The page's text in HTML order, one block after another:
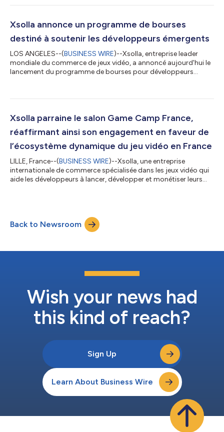
Connect », qui se tiendra le 15 juillet 2026 dans le cadre du
développeurs indépendants et de taille moyenne, des éditeurs,
des investisseurs et des profes...
Xsolla annonce un programme de bourses
destiné à soutenir les développeurs émergents
LOS ANGELES--(BUSINESS WIRE)--Xsolla, entreprise leader
mondiale du commerce de jeux vidéo, a annoncé aujourd'hui le
lancement du programme de bourses pour développeurs
confrontés à des difficultés financières pour participer à la
événement mondial du jeu vidéo, la gamescom réunit
développeurs, éditeurs, investisseurs et leaders de du...
Xsolla parraine le salon Game Camp France,
réaffirmant ainsi son engagement en faveur de
l’écosystème dynamique du jeu vidéo en France
LILLE, France--(BUSINESS WIRE)--Xsolla, une entreprise
internationale de commerce spécialisée dans les jeux vidéo qui
aide les développeurs à lancer, développer et monétiser leurs
plus dynamiques d’Europe, avec un chiffre d’affaires qui s’est
élevé à environ 5,8 milliards d’euros en 2025. Loin d’être un
Back to Newsroom
Wish your news had
this kind of reach?
Sign Up
Learn About Business Wire